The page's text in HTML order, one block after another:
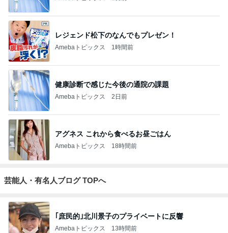
レジェンド松下のなんでもプレゼン！
Amebaトピックス 1時間前
健康診断で感じた今後の通院の課題
Amebaトピックス 2日前
アグネス これから食べるお昼ごはん
Amebaトピックス 18時間前
芸能人・有名人ブログ TOPへ
｢庶民的｣北川景子のプライベートに反響
Amebaトピックス 13時間前